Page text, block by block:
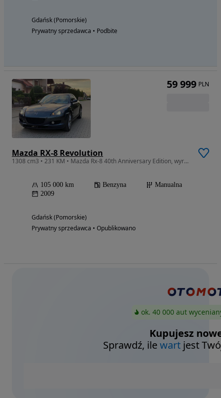
Gdańsk (Pomorskie)
Prywatny sprzedawca • Podbite
Mazda RX-8 Revolution
1308 cm3 • 231 KM • Mazda Rx-8 40th Anniversary Edition, wyremontowany silnik.
105 000 km Benzyna
Manualna
2009
Gdańsk (Pomorskie)
Prywatny sprzedawca • Opublikowano
59 999 PLN
ok. 40 000 aut
Kupujesz
Sprawdź, ilewart jest